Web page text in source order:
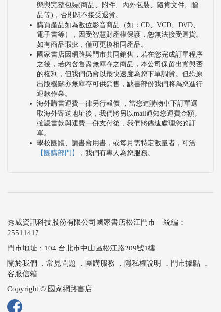
態與完整包裝(商品、附件、內外包裝、隨貨文件、贈
品等)，否則恕不接受退貨。
購買產品如為數位影音商品（如：CD、VCD、DVD、
電子書等），因受智慧財產權保護，恕無法接受退貨。
如有商品瑕疵，僅可更換相同產品。
國家書店因網路與門市共同銷售，若在您完成訂單程序
之後，若內含售盡無庫存之商品，本公司保留出貨與否
的權利，但我們仍會以最快速度為您下單調貨。但恐原
出版機關亦無庫存可供銷售，缺書部份我們將為您進行
退款作業。
海外購書運費一律另行報價 ，當您進購物車下訂單選
取海外寄送地址後，我們將另以mail通知您運費金額。
確認書款與運費一併支付後，我們將儘速處理您的訂
單。
學校團體、讀書會用書，或每月需特定數量者，可洽
【團購部門】
，我們有專人為您服務。
秀威資訊科技股份有限公司國家書店松江門市 統編：
25511417
門市地址：104 台北市中山區松江路209號1樓
關於我們
． 常見問題 ． 團購服務 ． 隱私權說明 ． 門市據點 ．
客服信箱
Copyright © 國家網路書店